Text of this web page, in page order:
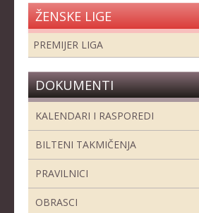
JUNIORI
JUNIORKE
KADETI
KADETKINJE
MLAĐI KADETI
MLAĐE KADETKINJE
NAJMLAĐI KADETI
ŽENSKE LIGE
PREMIJER LIGA
DOKUMENTI
KALENDARI I RASPOREDI
BILTENI TAKMIČENJA
PRAVILNICI
OBRASCI